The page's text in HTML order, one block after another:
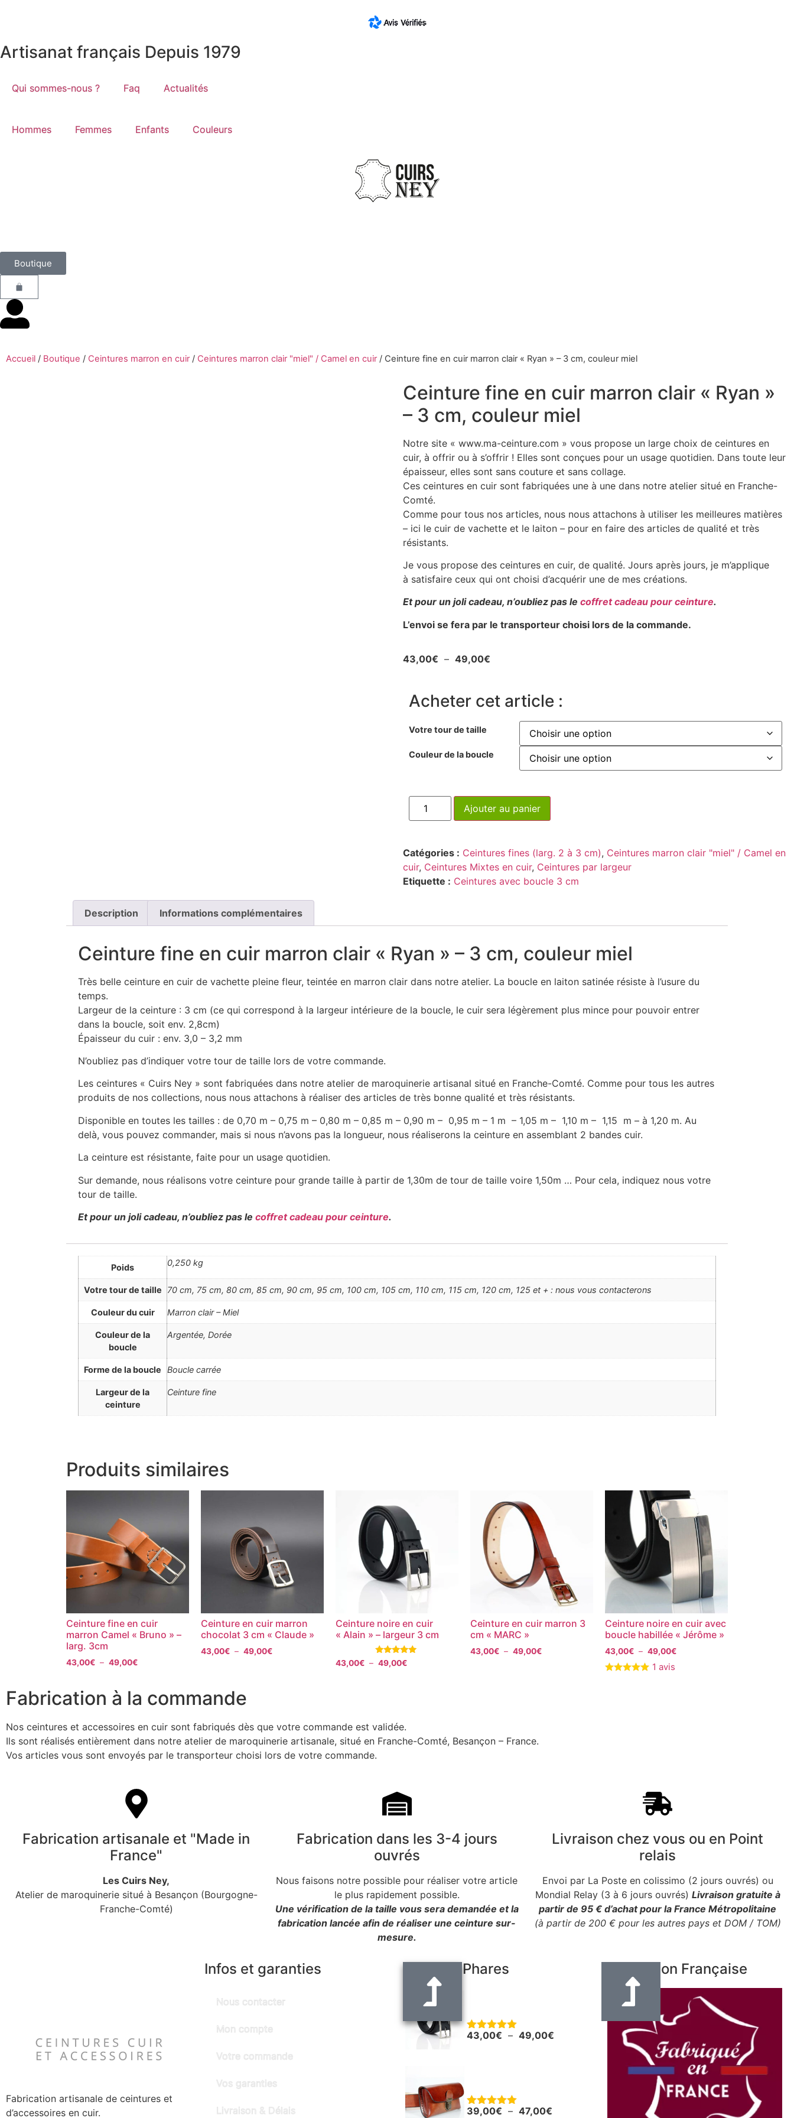
Artisanat français Depuis 1979
Qui sommes-nous ? Faq Actualités
Hommes Femmes Enfants Couleurs
Boutique
Accueil / Boutique / Ceintures marron en cuir/ Ceintures marron clair "miel" / Camel en cuir/ Ceinture fine en cuir marron clair « Ryan » – 3 cm, couleur miel
Ceinture fine en cuir marron clair « Ryan »
– 3 cm, couleur miel
Notre site « www.ma-ceinture.com » vous propose un large choix de ceintures en
cuir, à offrir ou à s’offrir ! Elles sont conçues pour un usage quotidien. Dans toute leur
épaisseur, elles sont sans couture et sans collage.
Ces ceintures en cuir sont fabriquées une à une dans notre atelier situé en Franche-
Comté.
Comme pour tous nos articles, nous nous attachons à utiliser les meilleures matières
– ici le cuir de vachette et le laiton – pour en faire des articles de qualité et très
résistants.
Je vous propose des ceintures en cuir, de qualité. Jours après jours, je m’applique
à satisfaire ceux qui ont choisi d’acquérir une de mes créations.
Et pour un joli cadeau, n’oubliez pas le coffret cadeau pour ceinture.
L’envoi se fera par le transporteur choisi lors de la commande.
43,00€ – 49,00€
Acheter cet article :
Votre tour de taille
Couleur de la boucle
Ajouter au panier
Catégories : Ceintures fines (larg. 2 à 3 cm), Ceintures marron clair "miel" / Camel en
cuir, Ceintures Mixtes en cuir, Ceintures par largeur
Etiquette : Ceintures avec boucle 3 cm
Description Informations complémentaires
Ceinture fine en cuir marron clair « Ryan » – 3 cm, couleur miel
Très belle ceinture en cuir de vachette pleine fleur, teintée en marron clair dans notre atelier. La boucle en laiton satinée résiste à l’usure du
temps.
Largeur de la ceinture : 3 cm (ce qui correspond à la largeur intérieure de la boucle, le cuir sera légèrement plus mince pour pouvoir entrer
dans la boucle, soit env. 2,8cm)
Épaisseur du cuir : env. 3,0 – 3,2 mm
N’oubliez pas d’indiquer votre tour de taille lors de votre commande.
Les ceintures « Cuirs Ney » sont fabriquées dans notre atelier de maroquinerie artisanal situé en Franche-Comté. Comme pour tous les autres
produits de nos collections, nous nous attachons à réaliser des articles de très bonne qualité et très résistants.
Disponible en toutes les tailles : de 0,70 m – 0,75 m – 0,80 m – 0,85 m – 0,90 m – 0,95 m – 1 m – 1,05 m – 1,10 m – 1,15 m – à 1,20 m. Au
delà, vous pouvez commander, mais si nous n’avons pas la longueur, nous réaliserons la ceinture en assemblant 2 bandes cuir.
La ceinture est résistante, faite pour un usage quotidien.
Sur demande, nous réalisons votre ceinture pour grande taille à partir de 1,30m de tour de taille voire 1,50m … Pour cela, indiquez nous votre
tour de taille.
Et pour un joli cadeau, n’oubliez pas le coffret cadeau pour ceinture.
Poids 0,250 kg
Votre tour de taille 70 cm, 75 cm, 80 cm, 85 cm, 90 cm, 95 cm, 100 cm, 105 cm, 110 cm, 115 cm, 120 cm, 125 et + : nous vous contacterons
Couleur du cuir Marron clair – Miel
Couleur de la
boucle
Argentée, Dorée
Forme de la boucle Boucle carrée
Largeur de la
ceinture
Ceinture fine
Produits similaires
Ceinture fine en cuir
marron Camel « Bruno » –
larg. 3cm
43,00€ – 49,00€
Ceinture en cuir marron
chocolat 3 cm « Claude »
43,00€ – 49,00€
Ceinture noire en cuir
« Alain » – largeur 3 cm
Note
5.00
43,00€ – 49,00€
Ceinture en cuir marron 3
cm « MARC »
43,00€ – 49,00€
Ceinture noire en cuir avec
boucle habillée « Jérôme »
43,00€ – 49,00€
1 avis
Fabrication à la commande
Nos ceintures et accessoires en cuir sont fabriqués dès que votre commande est validée.
Ils sont réalisés entièrement dans notre atelier de maroquinerie artisanale, situé en Franche-Comté, Besançon – France.
Vos articles vous sont envoyés par le transporteur choisi lors de votre commande.
Fabrication artisanale et "Made in
France"
Les Cuirs Ney,
Atelier de maroquinerie situé à Besançon (Bourgogne-
Franche-Comté)
Fabrication dans les 3-4 jours
ouvrés
Nous faisons notre possible pour réaliser votre article
le plus rapidement possible.
Une vérification de la taille vous sera demandée et la
fabrication lancée afin de réaliser une ceinture sur-
mesure.
Livraison chez vous ou en Point
relais
Envoi par La Poste en colissimo (2 jours ouvrés) ou
Mondial Relay (3 à 6 jours ouvrés) Livraison gratuite à
partir de 95 € d’achat pour la France Métropolitaine
(à partir de 200 € pour les autres pays et DOM / TOM)
Fabrication artisanale de ceintures et
d’accessoires en cuir.
Infos et garanties
Nous contacter
Mon compte
Votre commande
Vos garanties
Livraison & Délais
Produits Phares
Note5.00
43,00€ – 49,00€
Note5.00
39,00€ – 47,00€
Fabrication Française